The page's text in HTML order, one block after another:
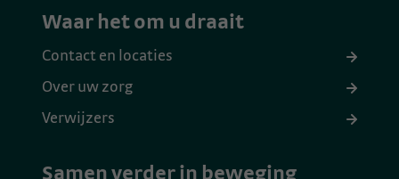
Waar het om u draait
Contact en locaties
Over uw zorg
Verwijzers
Samen verder in beweging